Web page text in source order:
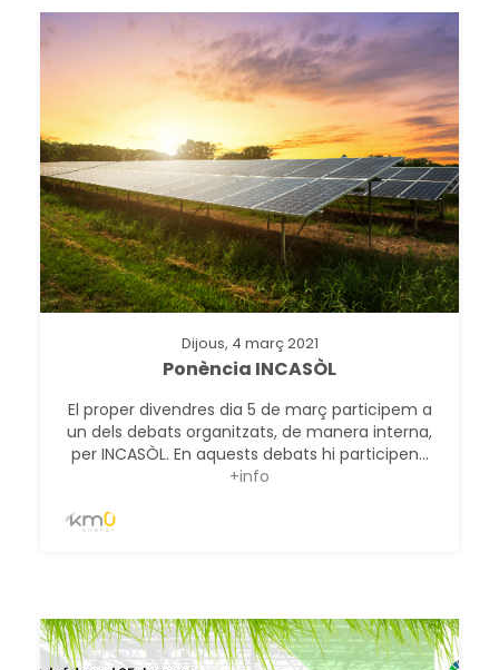
Dijous, 4 març 2021
Ponència INCASÒL
El proper divendres dia 5 de març participem a
un dels debats organitzats, de manera interna,
per INCASÒL. En aquests debats hi participen...
+info